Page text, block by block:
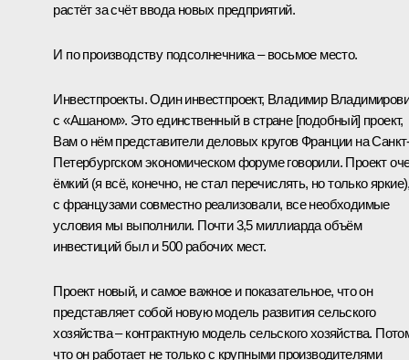
растёт за счёт ввода новых предприятий.
И по производству подсолнечника – восьмое место.
Инвестпроекты. Один инвестпроект, Владимир
с «Ашаном». Это единственный в стране [подобный] проект,
Вам о нём представители деловых кругов Франции на
Петербургском экономическом форуме говорили. Проект
ёмкий (я всё, конечно, не стал перечислять, но только
с французами совместно реализовали, все необходимые
условия мы выполнили. Почти 3,5 миллиарда объём
инвестиций был и 500 рабочих мест.
Проект новый, и самое важное и показательное, что он
представляет собой новую модель развития сельского
хозяйства – контрактную модель сельского хозяйства.
что он работает не только с крупными производителями